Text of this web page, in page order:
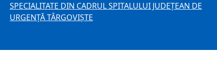
SPECIALITATE DIN CADRUL SPITALULUI JUDEȚEAN DE
URGENȚĂ TÂRGOVIȘTE